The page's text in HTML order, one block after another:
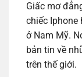
Giấc mơ
chiếc Iphone
ở Nam Mỹ.
bản tin về
trên thế giới.